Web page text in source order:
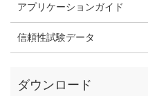
アプリケーションガイド
信頼性試験データ
ダウンロード